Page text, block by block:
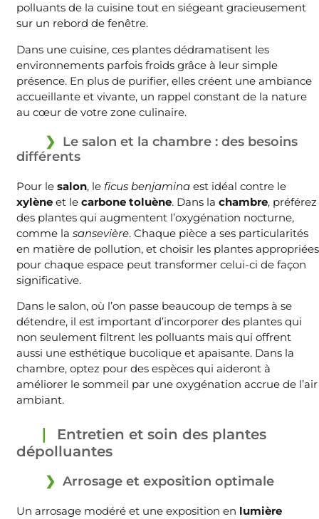
polluants de la cuisine tout en siégeant gracieusement
sur un rebord de fenêtre.
Dans une cuisine, ces plantes dédramatisent les
environnements parfois froids grâce à leur simple
présence. En plus de purifier, elles créent une ambiance
accueillante et vivante, un rappel constant de la nature
au cœur de votre zone culinaire.
Le salon et la chambre : des besoins
différents
Pour le salon, le ficus benjamina est idéal contre le
xylène et le carbone toluène. Dans la chambre, préférez
des plantes qui augmentent l’oxygénation nocturne,
comme la sansevière. Chaque pièce a ses particularités
en matière de pollution, et choisir les plantes appropriées
pour chaque espace peut transformer celui-ci de façon
significative.
Dans le salon, où l’on passe beaucoup de temps à se
détendre, il est important d’incorporer des plantes qui
non seulement filtrent les polluants mais qui offrent
aussi une esthétique bucolique et apaisante. Dans la
chambre, optez pour des espèces qui aideront à
améliorer le sommeil par une oxygénation accrue de l’air
ambiant.
Entretien et soin des plantes
dépolluantes
Arrosage et exposition optimale
Un arrosage modéré et une exposition en lumière